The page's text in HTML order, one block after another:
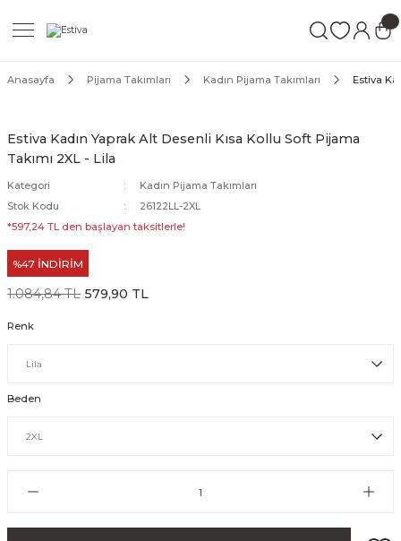
Mayo
Anasayfa Pijama Takımları Kadın Pijama Takımları Estiva
Estiva Kadın Yaprak Alt Desenli Kısa Kollu Soft Pijama
Takımı 2XL - Lila
Kategori
Kadın Pijama Takımları
Stok Kodu
26122LL-2XL
*597,24 TL den başlayan taksitlerle!
%47 İNDİRİM
1.084,84 TL 579,90 TL
Renk
Beden